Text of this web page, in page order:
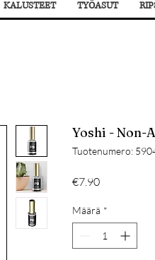
KALUSTEET TYÖASUT
Yoshi - Non-
Tuotenumero:
€7.90Hinta
Määrä *